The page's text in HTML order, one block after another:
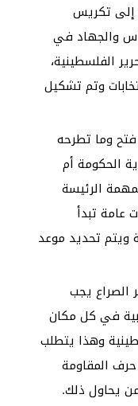
إلى تكريس
والجهاد في
الفلسطينية،
وتم تشكيل
وما تطرحه
الحكومة أم
الرئيسة
عامة تبدأ
ويتم تحديد موعد
الصراع يجب
في كل مكان
وهذا يتطلب
المقاومة
يحاول ذلك.